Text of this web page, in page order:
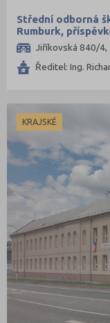
8 letá
Lycea
Šance na přijetí
Střední odborná
Rumburk,
Jiříkovská 840/
Ředitel: Ing.
KRAJSKÉ